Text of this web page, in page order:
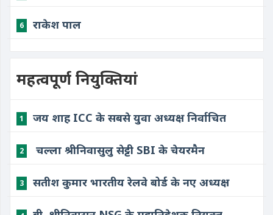
6 राकेश पाल
महत्वपूर्ण नियुक्तियां
1 जय शाह ICC के सबसे युवा अध्यक्ष निर्वाचित
2 ​ चल्ला श्रीनिवासुलु सेट्टी SBI के चेयरमैन
3 सतीश कुमार भारतीय रेलवे बोर्ड के नए अध्यक्ष